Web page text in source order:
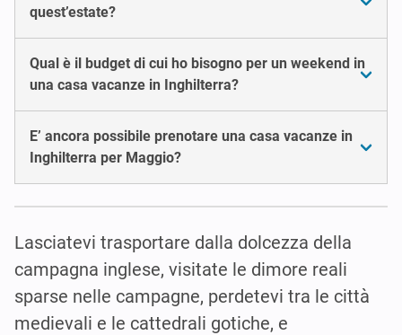
quest’estate?
Qual è il budget di cui ho bisogno per un weekend in
una casa vacanze in Inghilterra?
E’ ancora possibile prenotare una casa vacanze in
Inghilterra per Maggio?
Lasciatevi trasportare dalla dolcezza della
campagna inglese, visitate le dimore reali
sparse nelle campagne, perdetevi tra le città
medievali e le cattedrali gotiche, e